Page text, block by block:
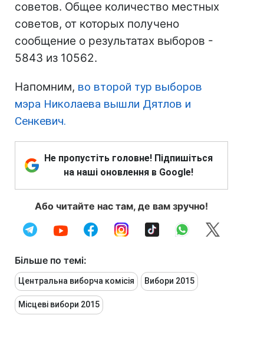
советов. Общее количество местных
советов, от которых получено
сообщение о результатах выборов -
5843 из 10562.
Напомним, во второй тур выборов
мэра Николаева вышли Дятлов и
Сенкевич.
Не пропустіть головне! Підпишіться
на наші оновлення в Google!
Або читайте нас там, де вам зручно!
Більше по темі:
Центральна виборча комісія Вибори 2015
Місцеві вибори 2015